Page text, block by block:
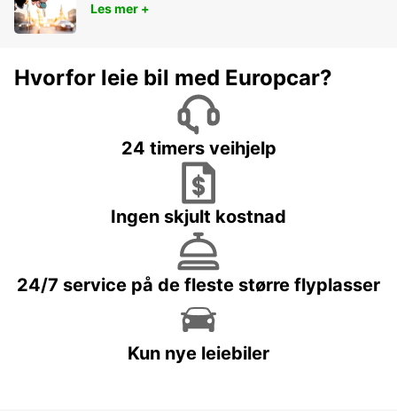
Les mer +
Hvorfor leie bil med Europcar?
24 timers veihjelp
Ingen skjult kostnad
24/7 service på de fleste større flyplasser
Kun nye leiebiler